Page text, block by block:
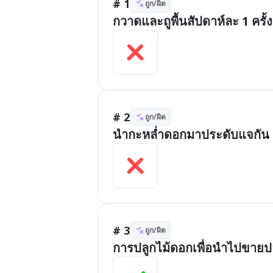
# 1 ถูก/ผิด
กวาดและถูพื้นสัปดาห์ละ 1 ครั้ง
# 2 ถูก/ผิด
นำกะหล่ำดอกมาประดับแจกัน
# 3 ถูก/ผิด
การปลูกไม้ดอกเพื่อนำไปขา